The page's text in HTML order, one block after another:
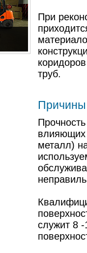
При
труб.
Причины
влияющих
металл)
служит 8